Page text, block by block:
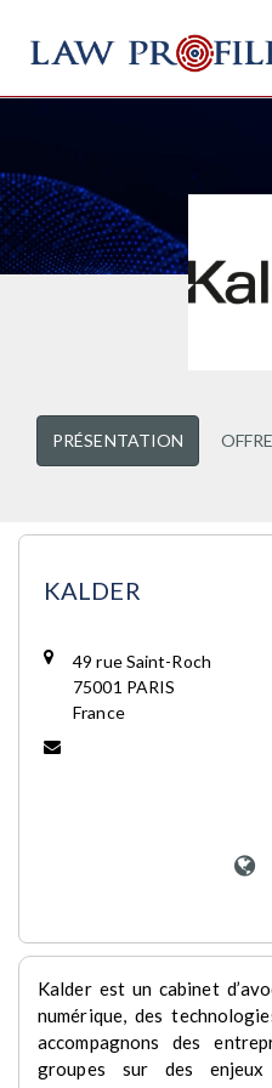
PRÉSENTATION
KALDER
49 rue Saint-Roch
75001 PARIS
France
Kalder est un cabinet
numérique, des
accompagnons des
groupes sur des